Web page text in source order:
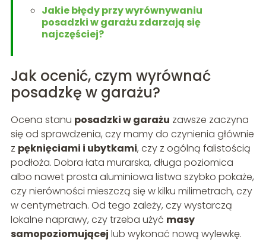
Jakie błędy przy wyrównywaniu
posadzki w garażu zdarzają się
najczęściej?
Jak ocenić, czym wyrównać
posadzkę w garażu?
Ocena stanu posadzki w garażu zawsze zaczyna
się od sprawdzenia, czy mamy do czynienia głównie
z pęknięciami i ubytkami, czy z ogólną falistością
podłoża. Dobra łata murarska, długa poziomica
albo nawet prosta aluminiowa listwa szybko pokaże,
czy nierówności mieszczą się w kilku milimetrach, czy
w centymetrach. Od tego zależy, czy wystarczą
lokalne naprawy, czy trzeba użyć masy
samopoziomującej lub wykonać nową wylewkę.